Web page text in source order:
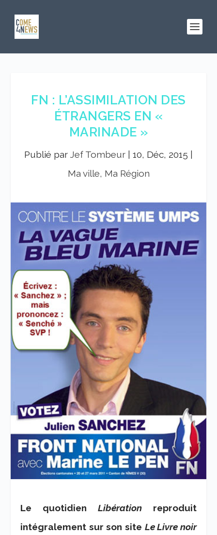
FN : L’ASSIMILATION DES
ÉTRANGERS EN «
MARINADE »
Publié par Jef Tombeur 10, Déc, 2015
Ma ville, Ma Région
Le quotidien Libérationreproduit
intégralement sur son site Le Livre noir